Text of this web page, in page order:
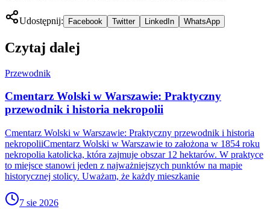
Udostępnij: Facebook Twitter LinkedIn WhatsApp
Czytaj dalej
Przewodnik
Cmentarz Wolski w Warszawie: Praktyczny
przewodnik i historia nekropolii
Cmentarz Wolski w Warszawie: Praktyczny przewodnik i historia
nekropoliiCmentarz Wolski w Warszawie to założona w 1854 roku
nekropolia katolicka, która zajmuje obszar 12 hektarów. W praktyce
to miejsce stanowi jeden z najważniejszych punktów na mapie
historycznej stolicy. Uważam, że każdy mieszkanie
7 sie 2026